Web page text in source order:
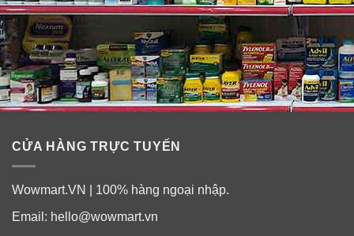
CỬA HÀNG TRỰC TUYẾN
Wowmart.VN | 100% hàng ngoại nhập.
Email: hello@wowmart.vn